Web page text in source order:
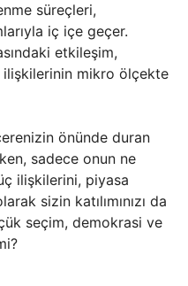
süreçleri,
iç içe geçer.
etkileşim,
mikro ölçekte
önünde duran
sadece onun ne
ilişkilerini, piyasa
sizin katılımınızı da
seçim, demokrasi ve